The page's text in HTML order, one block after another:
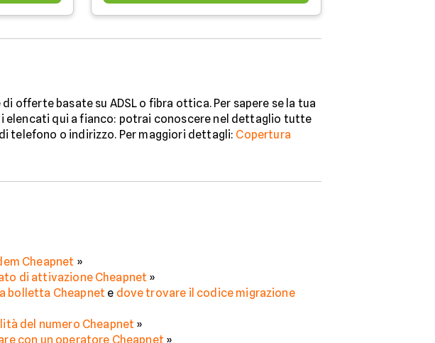
offerte basate su ADSL o fibra ottica. Per sapere se la tua
elencati qui a fianco: potrai conoscere nel dettaglio tutte
telefono o indirizzo. Per maggiori dettagli: Copertura
Cheapnet »
di attivazione Cheapnet »
bolletta Cheapnet e dove trovare il codice migrazione
del numero Cheapnet »
con un operatore Cheapnet »